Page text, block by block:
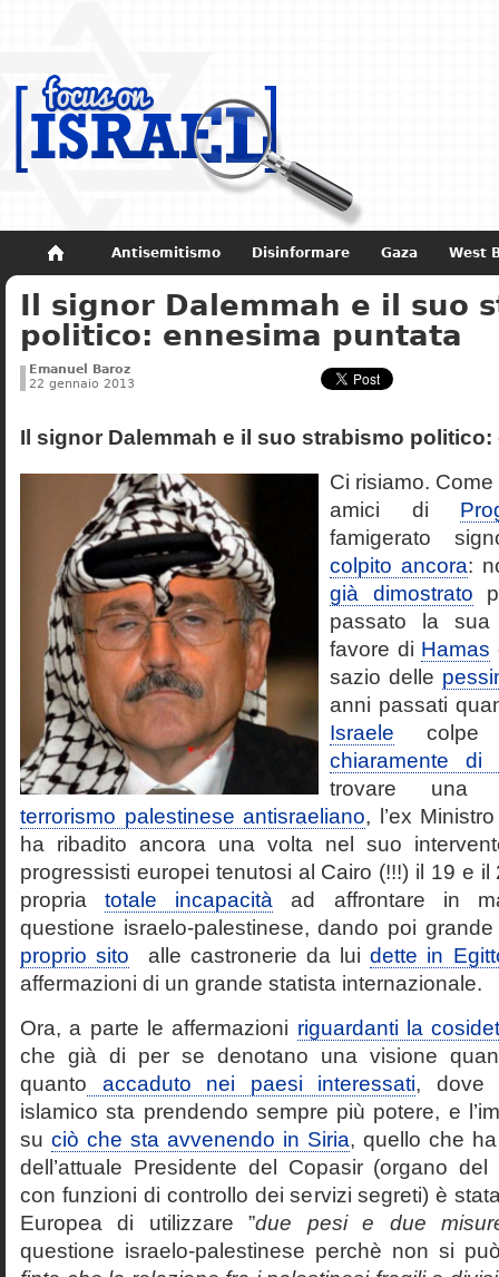
Antisemitismo Disinformare Gaza West
Non dimenticare Storia di Israele
Il signor Dalemmah e il suo
politico: ennesima puntata
Emanuel Baroz
22 gennaio 2013
Il signor Dalemmah e il suo strabismo
Ci risiamo.
amici di
famigerato
colpito ancora:
già dimostrato
passato la
favore di Hamas
sazio delle
anni passati
Israele colpe
chiaramente di
trovare
terrorismo palestinese antisraeliano, l’ex
ha ribadito ancora una volta nel suo
progressisti europei tenutosi al Cairo (!!!) il 19 e
propriatotale incapacità ad affrontare in
questione israelo-palestinese, dando poi
proprio sito alle castronerie da luidette in
affermazioni di un grande statista internazionale.
Ora, a parte le affermazioni riguardanti la
che già di per se denotano una visione
quanto accaduto nei paesi interessati, dove
islamico sta prendendo sempre più potere, e
su ciò che sta avvenendo in Siria, quello che
dell’attuale Presidente del Copasir (organo del
con funzioni di controllo dei servizi segreti) è
Europea di utilizzare ”due pesi e due
questione israelo-palestinese perchè non si